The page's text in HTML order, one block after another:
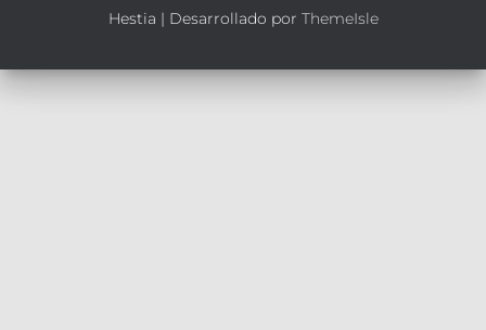
Hestia | Desarrollado por ThemeIsle